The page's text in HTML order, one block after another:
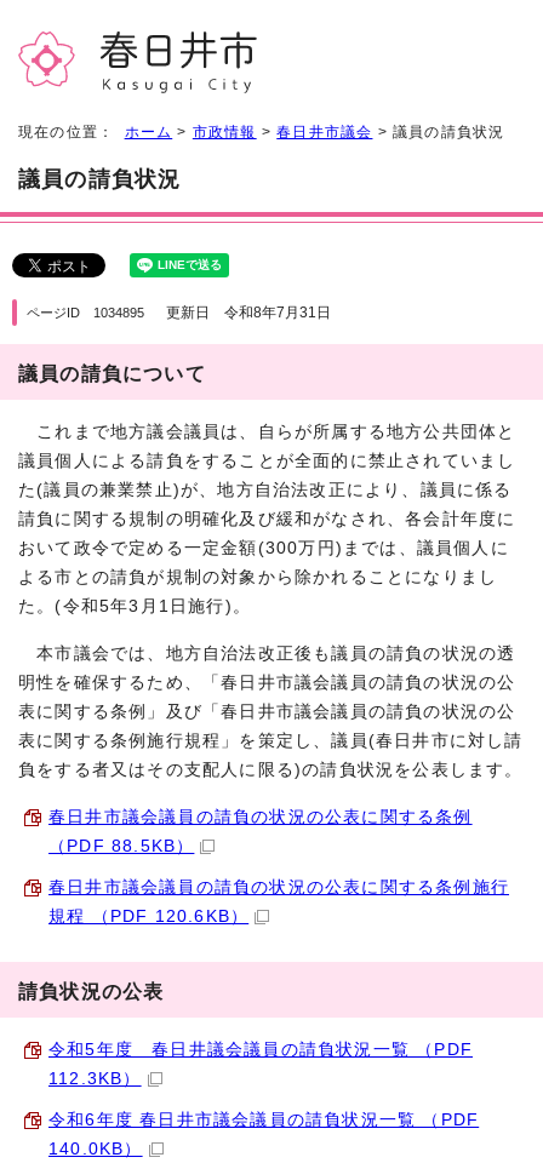
現在の位置： ホーム > 市政情報 >春日井市議会 > 議員の請負状況
議員の請負状況
ページID 1034895 更新日 令和8年7月31日
議員の請負について
これまで地方議会議員は、自らが所属する地方公共団体と
議員個人による請負をすることが全面的に禁止されていまし
た(議員の兼業禁止)が、地方自治法改正により、議員に係る
請負に関する規制の明確化及び緩和がなされ、各会計年度に
おいて政令で定める一定金額(300万円)までは、議員個人に
よる市との請負が規制の対象から除かれることになりまし
た。(令和5年3月1日施行)。
本市議会では、地方自治法改正後も議員の請負の状況の透
明性を確保するため、「春日井市議会議員の請負の状況の公
表に関する条例」及び「春日井市議会議員の請負の状況の公
表に関する条例施行規程」を策定し、議員(春日井市に対し請
負をする者又はその支配人に限る)の請負状況を公表します。
春日井市議会議員の請負の状況の公表に関する条例
（PDF 88.5KB）
春日井市議会議員の請負の状況の公表に関する条例施行
規程 （PDF 120.6KB）
請負状況の公表
令和5年度 春日井議会議員の請負状況一覧 （PDF
112.3KB）
令和6年度 春日井市議会議員の請負状況一覧 （PDF
140.0KB）